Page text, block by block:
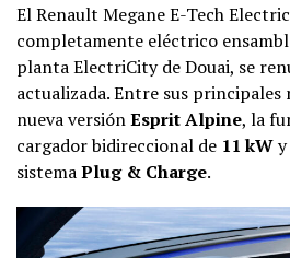
El Renault Megane E-Tech
completamente eléctrico
planta ElectriCity de Douai, se
actualizada. Entre sus principales
nueva versiónEsprit Alpine, la
cargador bidireccional de 11 kW
sistemaPlug & Charge.